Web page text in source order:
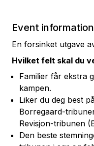
Event information
En forsinket utgave
Hvilket felt skal du
Familier får ekstra
kampen.
Liker du deg best
Borregaard-
Revisjon-tribunen
Den beste